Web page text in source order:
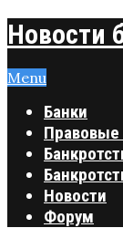
Новости
Menu
Банки
Новости
Форум